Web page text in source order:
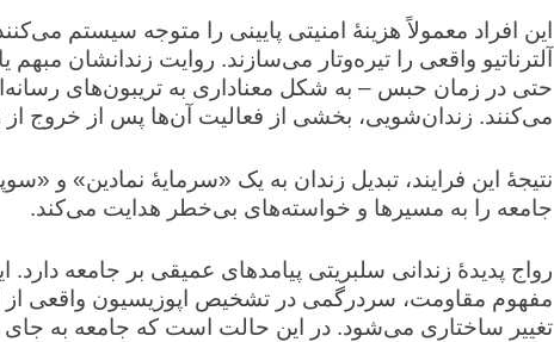
این افراد معمولاً هزینهٔ امنیتی پایینی را متوجه سیستم
آلترناتیو واقعی را تیره‌وتار می‌سازند. روایت زندانشان
حتی در زمان حبس – به شکل معناداری به تریبون‌های
می‌کنند. زندان‌شویی، بخشی از فعالیت آن‌ها پس از خروج
نتیجهٔ این فرایند، تبدیل زندان به یک «سرمایهٔ نمادین»
جامعه را به مسیرها و خواسته‌های بی‌خطر هدایت می‌کند.
رواج پدیدهٔ زندانی سلبریتی پیامدهای عمیقی بر جامعه
مفهوم مقاومت، سردرگمی در تشخیص اپوزیسیون واقعی از
تغییر ساختاری می‌شود. در این حالت است که جامعه به